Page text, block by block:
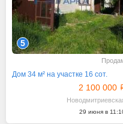
5
Дом 34 м² на участке 16 сот.
2 100 000
29 июня в